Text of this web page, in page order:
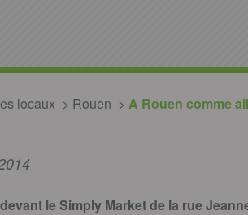
locaux Rouen A Rouen comme
le Simply Market de la rue